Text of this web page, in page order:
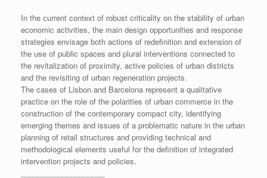
In the current context of robust criticality on the stability of urban
economic activities, the main design opportunities and response
strategies envisage both actions of redefinition and extension of
the use of public spaces and plural interventions connected to
the revitalization of proximity, active policies of urban districts
and the revisiting of urban regeneration projects.
The cases of Lisbon and Barcelona represent a qualitative
practice on the role of the polarities of urban commerce in the
construction of the contemporary compact city, identifying
emerging themes and issues of a problematic nature in the urban
planning of retail structures and providing technical and
methodological elements useful for the definition of integrated
intervention projects and policies.